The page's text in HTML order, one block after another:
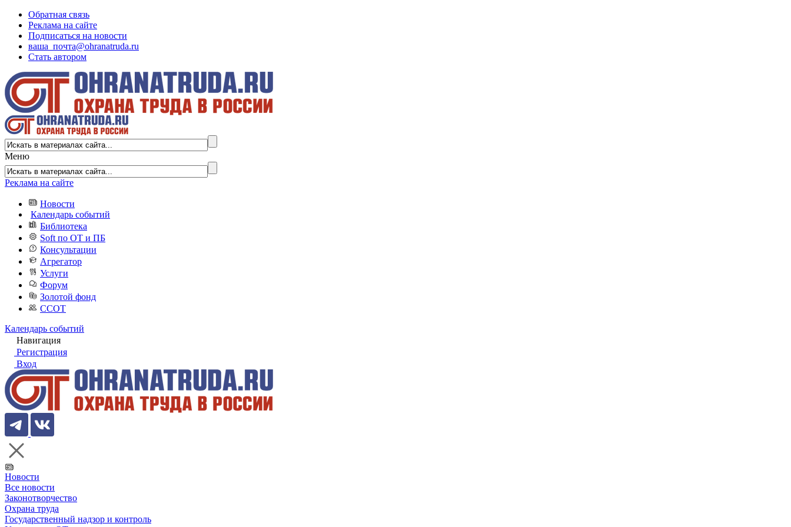
Обратная связь
Реклама на сайте
Подписаться на новости
ваша_почта@ohranatruda.ru
Стать автором
Меню
Реклама на сайте
Новости
Календарь событий
Библиотека
Soft по ОТ и ПБ
Консультации
Агрегатор
Услуги
Форум
Золотой фонд
ССОТ
Календарь событий
Навигация
Регистрация
Вход
Новости
Все новости
Законотворчество
Охрана труда
Государственный надзор и контроль